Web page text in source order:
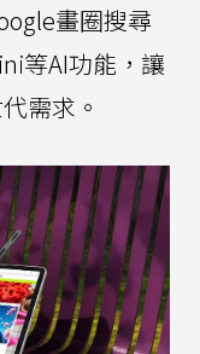
畫圈搜尋
等AI功能，讓
需求。